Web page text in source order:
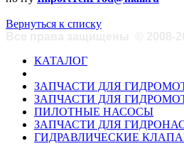
Вернуться к списку
КАТАЛОГ
ЗАПЧАСТИ ДЛЯ
ЗАПЧАСТИ ДЛЯ
ПИЛОТНЫЕ НАСОСЫ
ЗАПЧАСТИ ДЛЯ
ГИДРАВЛИЧЕСКИЕ